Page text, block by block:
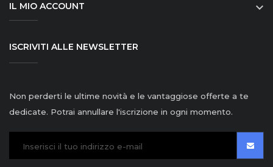
IL MIO ACCOUNT 
ISCRIVITI ALLE NEWSLETTER
Non perderti le ultime novità e le vantaggiose offerte a te
dedicate. Potrai annullare l'iscrizione in ogni momento.